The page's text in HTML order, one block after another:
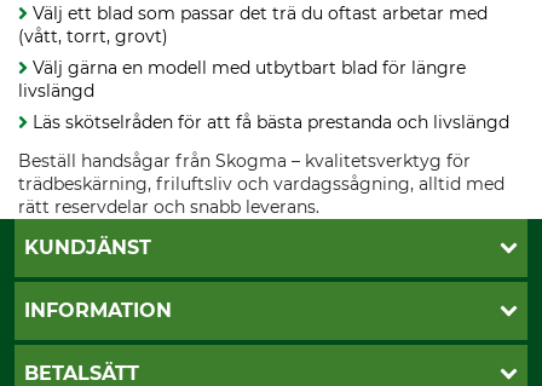
Välj ett blad som passar det trä du oftast arbetar med
(vått, torrt, grovt)
Välj gärna en modell med utbytbart blad för längre
livslängd
Läs skötselråden för att få bästa prestanda och livslängd
Beställ handsågar från Skogma – kvalitetsverktyg för
trädbeskärning, friluftsliv och vardagssågning, alltid med
rätt reservdelar och snabb leverans.
KUNDJÄNST
Öppettider
Vanliga frågor
INFORMATION
Butik Vansbro
BETALSÄTT